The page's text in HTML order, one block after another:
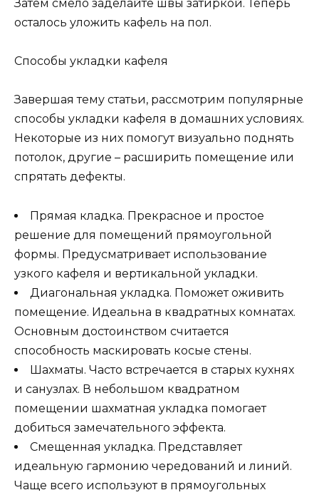
Затем смело заделайте швы затиркой. Теперь
осталось уложить кафель на пол.
Способы укладки кафеля
Завершая тему статьи, рассмотрим популярные
способы укладки кафеля в домашних условиях.
Некоторые из них помогут визуально поднять
потолок, другие – расширить помещение или
спрятать дефекты.
Прямая кладка. Прекрасное и простое
решение для помещений прямоугольной
формы. Предусматривает использование
узкого кафеля и вертикальной укладки.
Диагональная укладка. Поможет оживить
помещение. Идеальна в квадратных комнатах.
Основным достоинством считается
способность маскировать косые стены.
Шахматы. Часто встречается в старых кухнях
и санузлах. В небольшом квадратном
помещении шахматная укладка помогает
добиться замечательного эффекта.
Смещенная укладка. Представляет
идеальную гармонию чередований и линий.
Чаще всего используют в прямоугольных